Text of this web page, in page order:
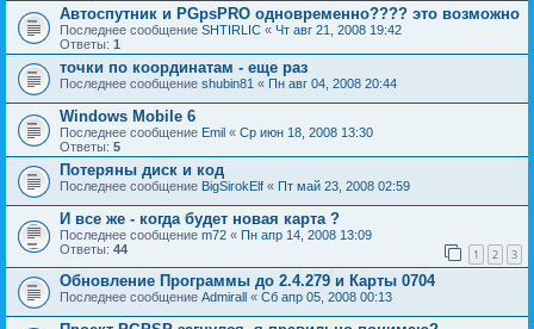
Автоспутник и PGpsPRO одновременно???? это возможно
Последнее сообщение SHTIRLIC « Чт авг 21, 2008 19:42
Ответы: 1
точки по координатам - еще раз
Последнее сообщение shubin81 « Пн авг 04, 2008 20:44
Windows Mobile 6
Последнее сообщение Emil « Ср июн 18, 2008 13:30
Ответы: 5
Потеряны диск и код
Последнее сообщение BigSirokElf « Пт май 23, 2008 02:59
И все же - когда будет новая карта ?
Последнее сообщение m72 « Пн апр 14, 2008 13:09
Ответы: 44 1 2 3
Обновление Программы до 2.4.279 и Карты 0704
Последнее сообщение Admirall « Сб апр 05, 2008 00:13